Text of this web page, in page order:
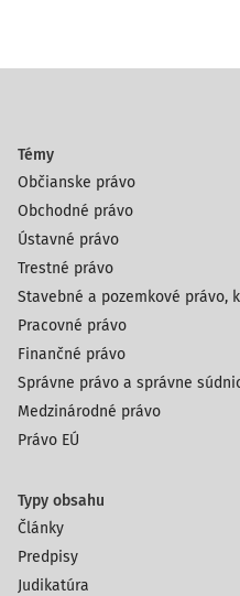
Témy
Občianske právo
Obchodné právo
Ústavné právo
Trestné právo
Stavebné a pozemkové právo,
Pracovné právo
Finančné právo
Správne právo a správne
Medzinárodné právo
Právo EÚ
Typy obsahu
Články
Predpisy
Judikatúra